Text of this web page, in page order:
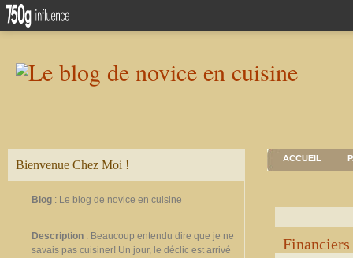
Bienvenue Chez Moi !
Blog : Le blog de novice en cuisine
Description : Beaucoup entendu dire que je ne
savais pas cuisiner! Un jour, le déclic est arrivé
ACCUEIL